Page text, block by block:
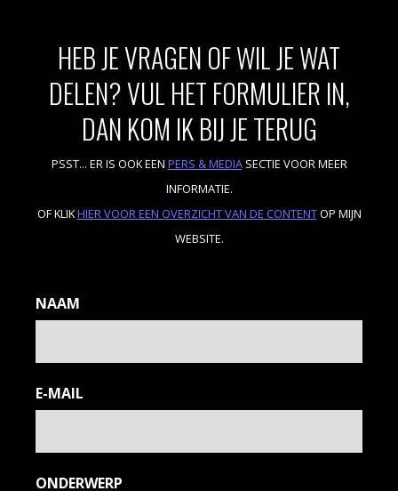
HEB JE VRAGEN OF WIL JE WAT
DELEN? VUL HET FORMULIER IN,
DAN KOM IK BIJ JE TERUG
PSST... ER IS OOK EEN PERS & MEDIASECTIE VOOR MEER
INFORMATIE.
OF KLIKHIER VOOR EEN OVERZICHT VAN DE CONTENTOP MIJN
WEBSITE.
NAAM
E-MAIL
ONDERWERP
CONTACT
ENGLISH